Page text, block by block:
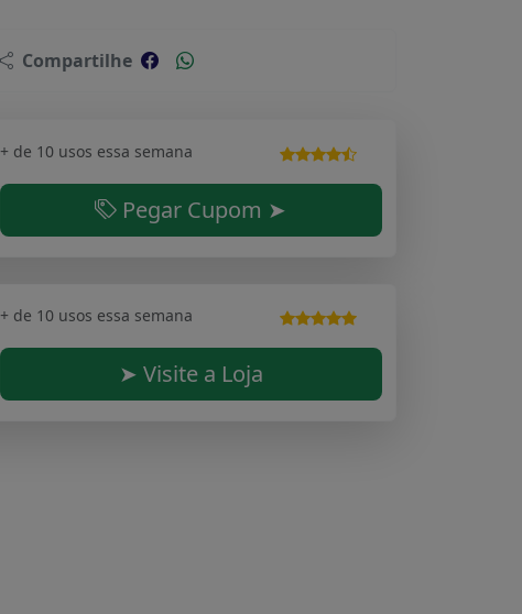
Compartilhe
+ de 10 usos essa semana
Pegar Cupom ➤
+ de 10 usos essa semana
➤ Visite a Loja